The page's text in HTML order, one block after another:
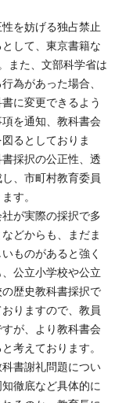
を妨げる独占禁止
して、東京書籍な
また、文部科学省は
為があった場合、
に変更できるよう
を通知、教科書会
るとしておりま
採択の公正性、透
、市町村教育委員
す。
が実際の採択で多
どからも、まだま
ものがあると強く
公立小学校や公立
歴史教科書採択で
りますので、教員
が、より教科書会
考えております。
書謝礼問題につい
徹底など具体的に